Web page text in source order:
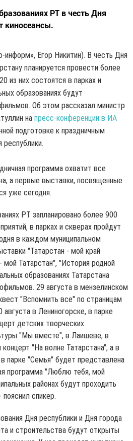
РТ в честь Дня
киносеансы.
информ», Егор Никитин). В честь Дня
планируется провести более
из них состоятся в парках и
образованиях будут
Об этом рассказал министр
на пресс-конференции в ИА
подготовке к праздничным
программа охватит все
а первые выставки, посвященные
уже сегодня.
РТ запланировано более 900
в парках и скверах пройдут
в каждом муниципальном
"Татарстан - мой край
мой Татарстан", "История родной
образованиях Татарстана
29 августа в мензелинском
"Вспомнить все" по страницам
августа в Лениногорске, в парке
детских творческих
"Мы вместе", в Лаишеве, в
"На волне Татарстана", а в
парке "Семья" будет представлена
программа "Люблю тебя, мой
районах будут проходить
спикер.
Дня республики и Дня города
и строительства будут открыты